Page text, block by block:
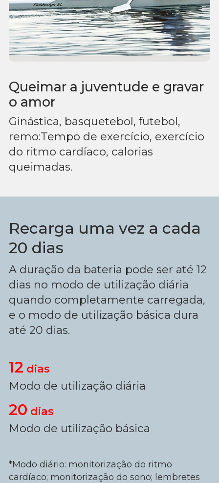
Queimar a juventude e gravar
o amor
Ginástica, basquetebol, futebol,
remo:Tempo de exercício, exercício
do ritmo cardíaco, calorias
queimadas.
Recarga uma vez a cada
20 dias
A duração da bateria pode ser até 12
dias no modo de utilização diária
quando completamente carregada,
e o modo de utilização básica dura
até 20 dias.
12 dias
Modo de utilização diária
20 dias
Modo de utilização básica
*Modo diário: monitorização do ritmo
cardíaco; monitorização do sono; lembretes